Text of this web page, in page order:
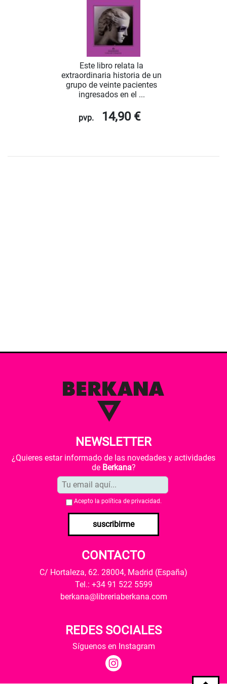
Este libro relata la
extraordinaria historia de un
grupo de veinte pacientes
ingresados en el ...
pvp. 14,90 €
NEWSLETTER
¿Quieres estar informado de las novedades y actividades
de Berkana?
Acepto la política de privacidad .
suscribirme
CONTACTO
C/ Hortaleza, 62. 28004, Madrid (España)
Tel.: +34 91 522 5599
berkana@libreriaberkana.com
REDES SOCIALES
Síguenos en Instagram